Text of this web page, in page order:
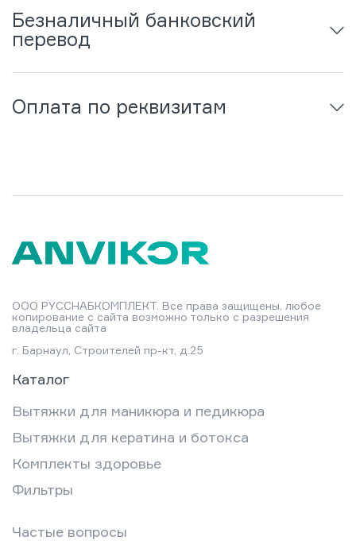
Безналичный банковский
перевод
Оплата по реквизитам
ООО РУССНАБКОМПЛЕКТ. Все права защищены, любое
копирование с сайта возможно только с разрешения
владельца сайта
г. Барнаул, Строителей пр-кт, д.25
Каталог
Вытяжки для маникюра и педикюра
Вытяжки для кератина и ботокса
Комплекты здоровье
Фильтры
Частые вопросы